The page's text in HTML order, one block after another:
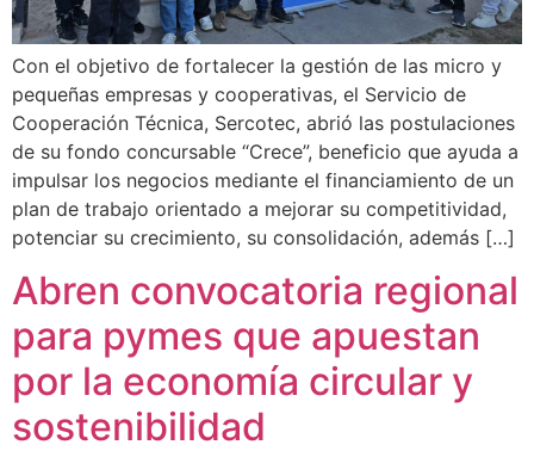
Con el objetivo de fortalecer la gestión de las micro y
pequeñas empresas y cooperativas, el Servicio de
Cooperación Técnica, Sercotec, abrió las postulaciones
de su fondo concursable “Crece”, beneficio que ayuda a
impulsar los negocios mediante el financiamiento de un
plan de trabajo orientado a mejorar su competitividad,
potenciar su crecimiento, su consolidación, además […]
Abren convocatoria regional
para pymes que apuestan
por la economía circular y
sostenibilidad